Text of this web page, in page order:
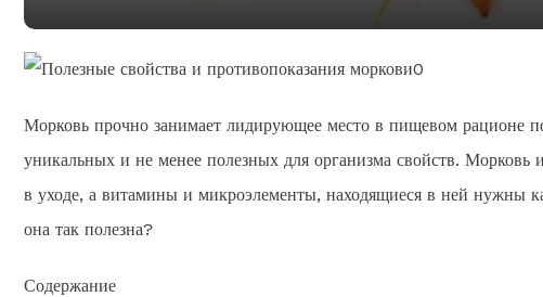
Морковь прочно занимает лидирующее место в пищевом рационе
уникальных и не менее полезных для организма свойств. Морковь
в уходе, а витамины и микроэлементы, находящиеся в ней нужны
она так полезна?
Содержание